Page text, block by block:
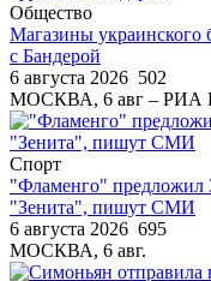
Общество
Магазины украинского
с Бандерой
6 августа 2026 502
МОСКВА, 6 авг – РИА
Спорт
"Фламенго" предложил
"Зенита", пишут СМИ
6 августа 2026 695
МОСКВА, 6 авг.